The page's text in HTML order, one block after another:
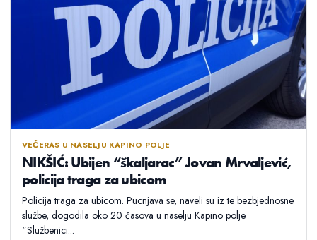
VEČERAS U NASELJU KAPINO POLJE
NIKŠIĆ: Ubijen “škaljarac” Jovan Mrvaljević,
policija traga za ubicom
Policija traga za ubicom. Pucnjava se, naveli su iz te bezbjednosne
službe, dogodila oko 20 časova u naselju Kapino polje.
"Službenici...